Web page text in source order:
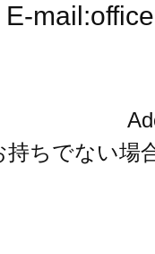
持ちでない場